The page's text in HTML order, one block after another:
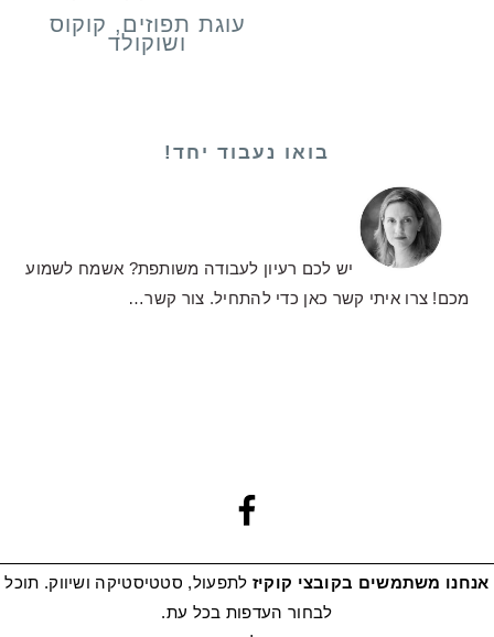
עוגת תפוזים, קוקוס
ושוקולד
בואו נעבוד יחד!
יש לכם רעיון לעבודה משותפת? אשמח לשמוע
מכם! צרו איתי קשר כאן כדי להתחיל. צור קשר…
אנחנו משתמשים בקובצי קוקיז לתפעול, סטטיסטיקה ושיווק. תוכל
לבחור העדפות בכל עת.